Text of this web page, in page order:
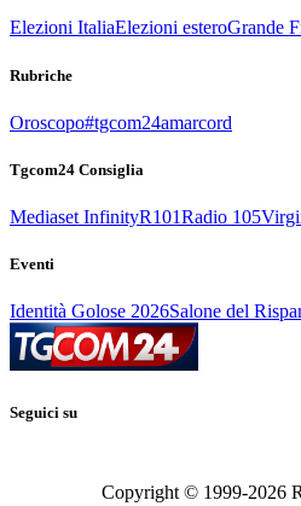
Elezioni ItaliaElezioni esteroGrande
Rubriche
Oroscopo#tgcom24amarcord
Tgcom24 Consiglia
Mediaset InfinityR101Radio 105
Eventi
Identità Golose 2026Salone del
Seguici su
Copyright © 1999-2026